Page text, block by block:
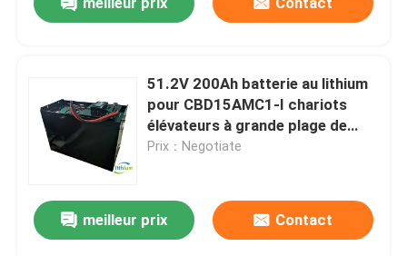
Maison
51.2V 200Ah batterie au lithium
pour CBD15AMC1-I chariots
élévateurs à grande plage de
température
Prix：Negotiate
meilleur prix Contact